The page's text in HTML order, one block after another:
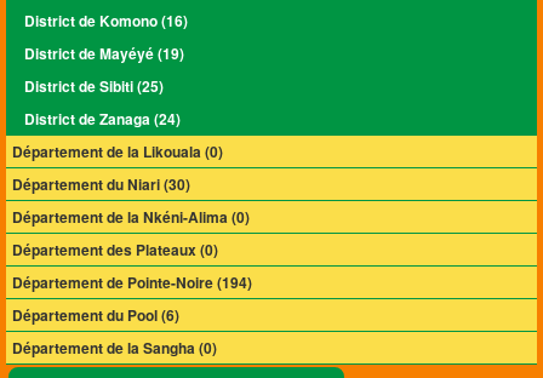
District de Komono (16)
District de Mayéyé (19)
District de Sibiti (25)
District de Zanaga (24)
Département de la Likouala (0)
Département du Niari (30)
Département de la Nkéni-Alima (0)
Département des Plateaux (0)
Département de Pointe-Noire (194)
Département du Pool (6)
Département de la Sangha (0)